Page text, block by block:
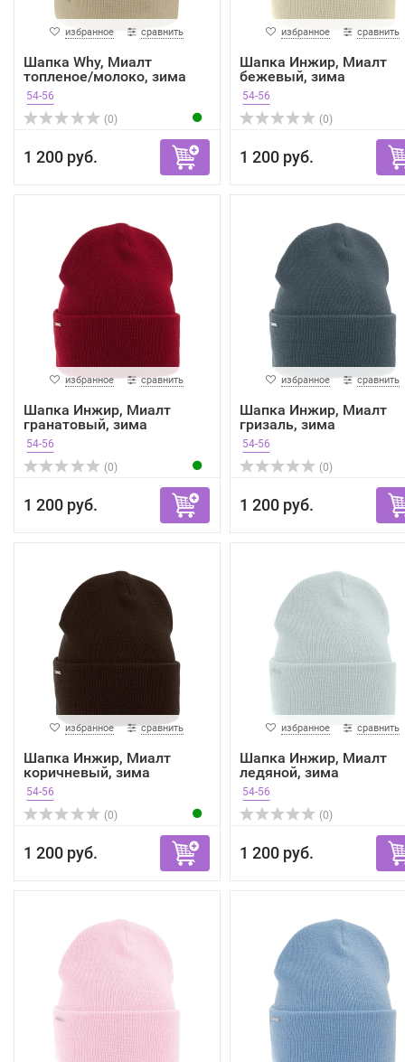
избранное сравнить
Шапка Why, Миалт
топленое/молоко, зима
54-56
(0)
1 200 руб.
избранное сравнить
Шапка Инжир, Миалт
бежевый, зима
54-56
(0)
1 200 руб.
избранное сравнить
Шапка Инжир, Миалт
гранатовый, зима
54-56
(0)
1 200 руб.
избранное сравнить
Шапка Инжир, Миалт
гризаль, зима
54-56
(0)
1 200 руб.
избранное сравнить
Шапка Инжир, Миалт
коричневый, зима
54-56
(0)
1 200 руб.
избранное сравнить
Шапка Инжир, Миалт
ледяной, зима
54-56
(0)
1 200 руб.